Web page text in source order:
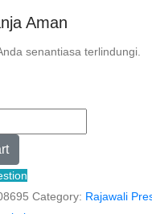
Aman
senantiasa terlindungi.
Category: Rajawali